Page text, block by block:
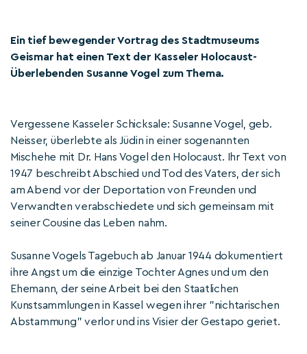
Ein tief bewegender Vortrag des Stadtmuseums
Geismar hat einen Text der Kasseler Holocaust-
Überlebenden Susanne Vogel zum Thema.
Vergessene Kasseler Schicksale: Susanne Vogel, geb.
Neisser, überlebte als Jüdin in einer sogenannten
Mischehe mit Dr. Hans Vogel den Holocaust. Ihr Text von
1947 beschreibt Abschied und Tod des Vaters, der sich
am Abend vor der Deportation von Freunden und
Verwandten verabschiedete und sich gemeinsam mit
seiner Cousine das Leben nahm.
Susanne Vogels Tagebuch ab Januar 1944 dokumentiert
ihre Angst um die einzige Tochter Agnes und um den
Ehemann, der seine Arbeit bei den Staatlichen
Kunstsammlungen in Kassel wegen ihrer "nichtarischen
Abstammung" verlor und ins Visier der Gestapo geriet.